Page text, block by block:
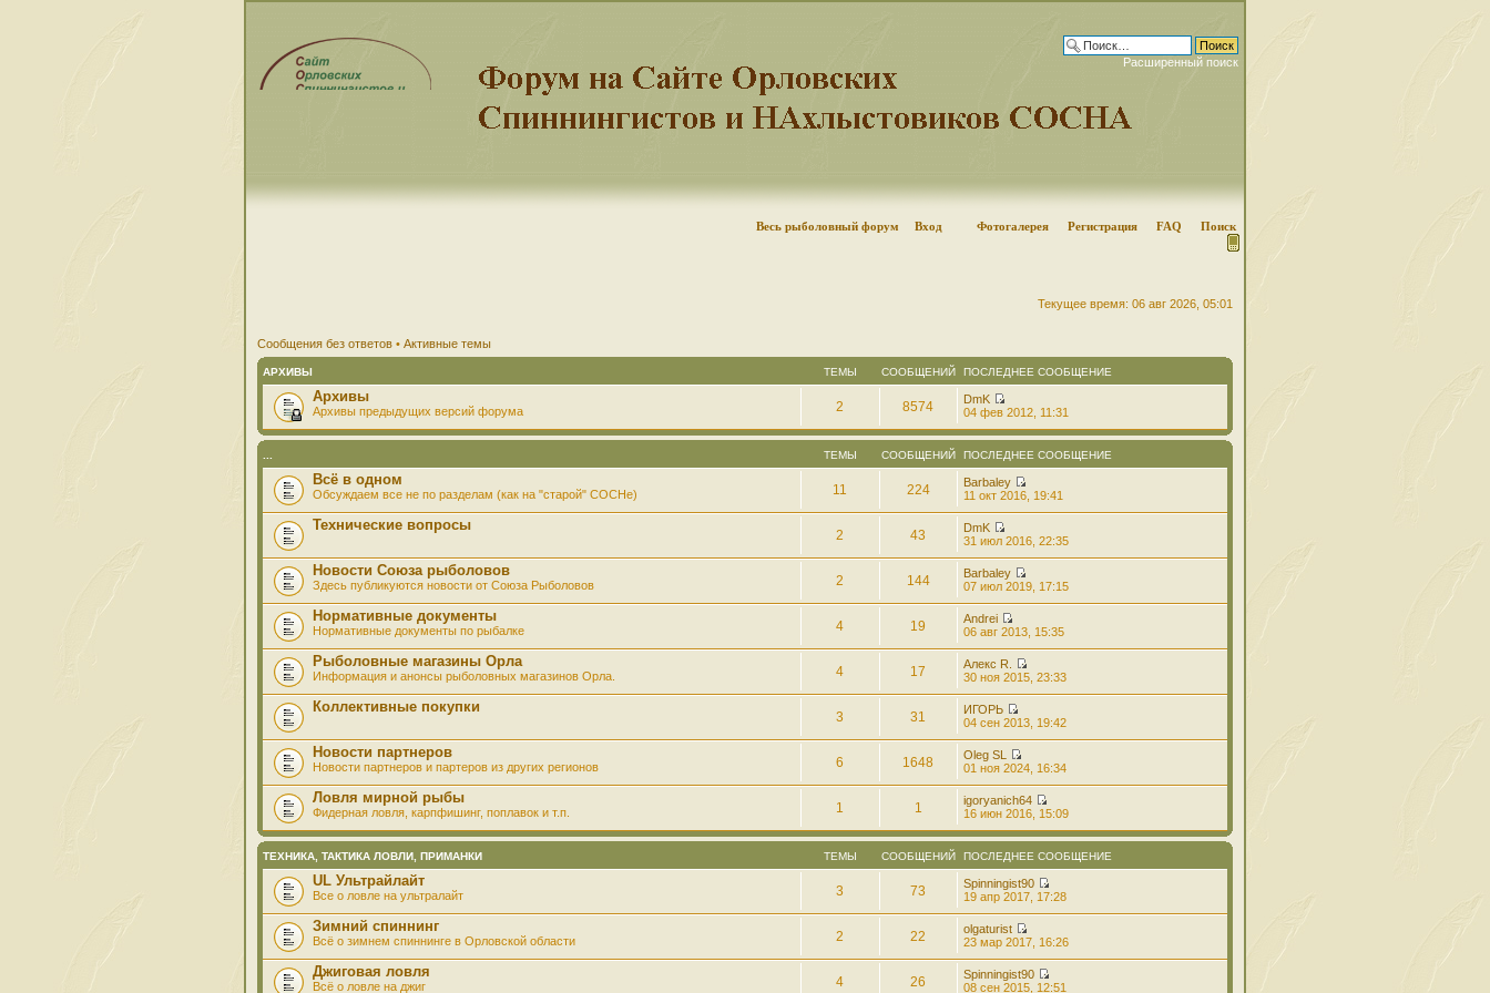
Расширенный поиск
Весь рыболовный форум Вход Фотогалерея Регистрация FAQ Поиск
Текущее время: 06 авг 2026, 05:01
Сообщения без ответов • Активные темы
АРХИВЫ ТЕМЫ СООБЩЕНИЙ ПОСЛЕДНЕЕ СООБЩЕНИЕ
Архивы
Архивы предыдущих версий форума 2 8574
DmK
04 фев 2012, 11:31
ТЕМЫ СООБЩЕНИЙ ПОСЛЕДНЕЕ СООБЩЕНИЕ
Всё в одном
Обсуждаем все не по разделам (как на "старой" СОСНе) 11 224
Barbaley
11 окт 2016, 19:41
Технические вопросы
2 43
DmK
31 июл 2016, 22:35
Новости Союза рыболовов
Здесь публикуются новости от Союза Рыболовов 2 144
Barbaley
07 июл 2019, 17:15
Нормативные документы
Нормативные документы по рыбалке 4 19
Andrei
06 авг 2013, 15:35
Рыболовные магазины Орла
Информация и анонсы рыболовных магазинов Орла. 4 17
Алекс R.
30 ноя 2015, 23:33
Коллективные покупки
3 31
ИГОРЬ
04 сен 2013, 19:42
Новости партнеров
Новости партнеров и партеров из других регионов 6 1648
Oleg SL
01 ноя 2024, 16:34
Ловля мирной рыбы
Фидерная ловля, карпфишинг, поплавок и т.п. 1 1
igoryanich64
16 июн 2016, 15:09
ТЕХНИКА, ТАКТИКА ЛОВЛИ, ПРИМАНКИ ТЕМЫ СООБЩЕНИЙ ПОСЛЕДНЕЕ СООБЩЕНИЕ
UL Ультрайлайт
Все о ловле на ультралайт 3 73
Spinningist90
19 апр 2017, 17:28
Зимний спиннинг
Всё о зимнем спиннинге в Орловской области 2 22
olgaturist
23 мар 2017, 16:26
Джиговая ловля
Всё о ловле на джиг 4 26
Spinningist90
08 сен 2015, 12:51